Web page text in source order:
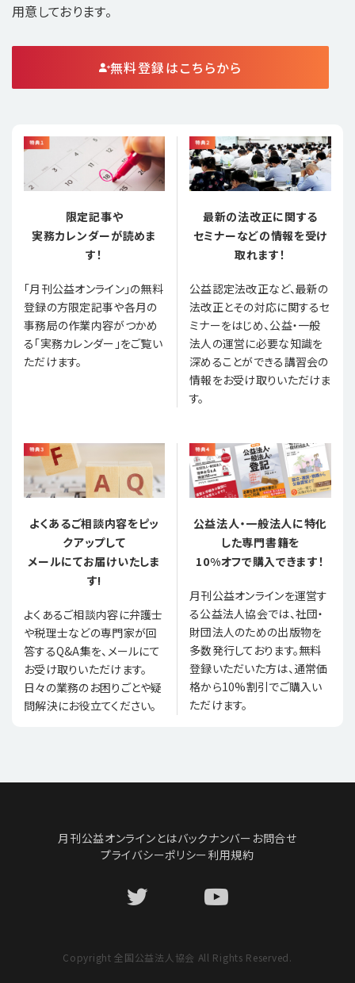
用意しております。
無料登録はこちらから
限定記事や
実務カレンダーが読めま
す！
「月刊公益オンライン」の無料
登録の方限定記事や各月の
事務局の作業内容がつかめ
る「実務カレンダー」をご覧い
ただけます。
最新の法改正に関する
セミナーなどの情報を受け
取れます！
公益認定法改正など、最新の
法改正とその対応に関するセ
ミナーをはじめ、公益・一般
法人の運営に必要な知識を
深めることができる講習会の
情報をお受け取りいただけま
す。
よくあるご相談内容をピッ
クアップして
メールにてお届けいたしま
す!
よくあるご相談内容に弁護士
や税理士などの専門家が回
答するQ&A集を、メールにて
お受け取りいただけます。
日々の業務のお困りごとや疑
問解決にお役立てください。
公益法人・一般法人に特化
した専門書籍を
10%オフで購入できます！
月刊公益オンラインを運営す
る公益法人協会では、社団・
財団法人のための出版物を
多数発行しております。無料
登録いただいた方は、通常価
格から10%割引でご購入い
ただけます。
月刊公益オンラインとはバックナンバー お問合せ
プライバシーポリシー利用規約
Copyright 全国公益法人協会 All Rights Reserved.